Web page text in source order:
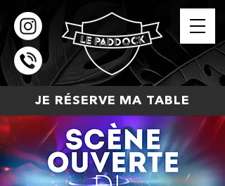
JE RÉSERVE MA TABLE